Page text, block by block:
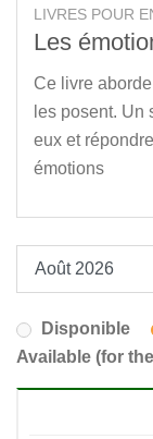
LIVRES POUR
Les
Ce livre
les posent. Un
eux et
émotions
Disponible
Available (for